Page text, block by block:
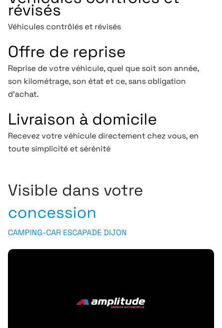
révisés
Véhicules contrôlés et révisés
Offre de reprise
Reprise de votre véhicule, quel que soit son année,
son kilométrage, son état et ce, sans obligation
d’achat.
Livraison à domicile
Recevez votre véhicule directement chez vous, en
toute simplicité et sérénité
Visible dans votre
concession
CAMPING-CAR ESCAPADE DIJON